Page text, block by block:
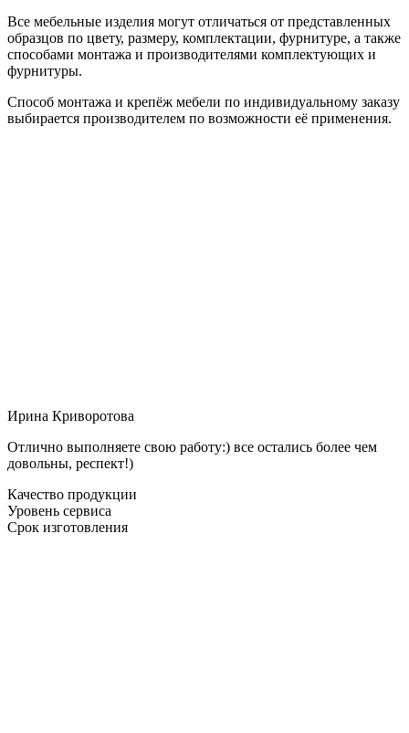
Все мебельные изделия могут отличаться от представленных
образцов по цвету, размеру, комплектации, фурнитуре, а также
способами монтажа и производителями комплектующих и
фурнитуры.
Способ монтажа и крепёж мебели по индивидуальному заказу
выбирается производителем по возможности её применения.
Ирина Криворотова
Отлично выполняете свою работу:) все остались более чем
довольны, респект!)
Качество продукции
Уровень сервиса
Срок изготовления